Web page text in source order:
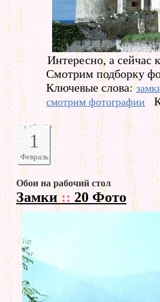
Интересно, а сейчас
Смотрим подборку
Ключевые слова:
смотрим фотографии
1
Февраль
Обои на рабочий стол
Замки:: 20 Фото